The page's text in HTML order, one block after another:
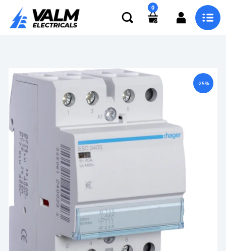
0
-25%